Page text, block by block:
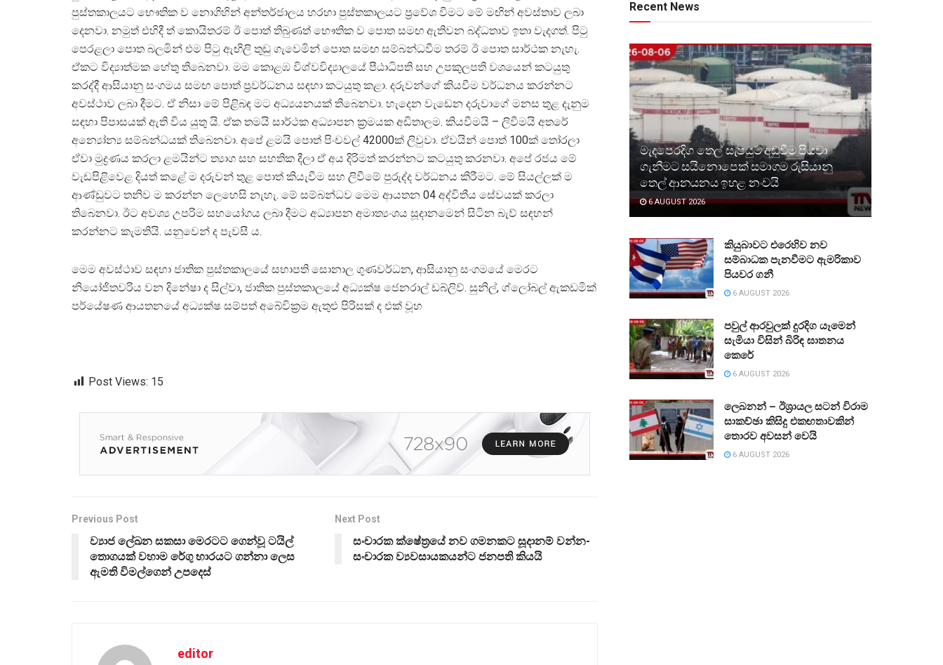
පුස්තකාලයට භෞතික ව නොගිහින් අන්තර්ජාලය හරහා පුස්තකාලයට ප්‍රවේශ වීමට මේ මඟින් අවස්තාව ලබා
දෙනවා. නමුත් එහිදී ත් කොයිතරම් ඊ පොත් තිබුණත් භෞතික ව පොත සමඟ ඇතිවන බද්ධතාව ඉතා වැදගත්. පිටු
පෙරළලා පොත බලමින් එම පිටු ඇඟිලි තුඩු ගැවෙමින් පොත සමඟ සම්බන්ධවීම තරම් ඊ පොත සාර්ථක නැහැ.
ඒකට විද්‍යාත්මක හේතු තිබෙනවා. මම කොළඹ විශ්වවිද්‍යාලයේ පීඨාධිපති සහ ‍උපකුලපති වශයෙන් කටයුතු
කරද්දී ආසියානු සංගමය සමඟ පොත් ප්‍රවර්ධනය සඳහා කටයුතු කළා. දරුවන්ගේ කියවීම වර්ධනය කරන්නට
අවස්ථාව ලබා දීමට. ඒ නිසා මේ පිළිබඳ මට අධ්‍යයනයක් තිබෙනවා. හැදෙන වැඩෙන දරුවාගේ මනස තුළ දැනුම
සඳහා පිපාසයක් ඇති විය යුතු යි. ඒක තමයි සාර්ථක අධ්‍යාපන ක්‍රමයක අඩිතාලම. කියවීමයි – ලිවීමයි අතරේ
‍අන්‍යෝන්‍ය සම්බන්ධයක් තිබෙනවා. අපේ ළමයි පොත් පිංචවල් 42000ක් ලිවුවා. ඒවයින් පොත් 100ක් තෝරලා
ඒවා මුද්‍රණය කරලා ළමයින්ට ත්‍යාග සහ සහතික දීලා ඒ අය දිරිමත් කරන්නට කටයුතු කරනවා. අපේ රජය මේ
වැඩපිළිවෙළ දියත් කළේ ම දරුවන් තුළ පොත් කියැවීම සහ ලිවීමේ පුරුද්ද වර්ධනය කිරීමට. මේ සියල්ලක් ම
ආණ්ඩුවට තනිව ම කරන්න ලෙහෙසි නැහැ. මේ සම්බන්ධව මෙම ආයතන 04 අද්විතීය සේවයක් කරලා
තිබෙනවා. ඊට අවශ්‍ය උපරිම සහයෝගය ලබා දීමට අධ්‍යාපන අමාත්‍යංශය සූදානමෙන් සිටින බැව් සඳහන්
කරන්නට කැමතියි. යනුවෙන් ද පැවසී ය.
මෙම අවස්ථාව සඳහා ජාතික පුස්තකාලයේ සභාපති සොනාල ගුණවර්ධන, ආසියානු සංගමයේ මෙරට
නි‍යෝජිතවරිය වන දිනේෂා ද සිල්වා, ජාතික පුස්තකාලයේ අධ්‍යක්ෂ ජෙනරාල් ඩබ්ලිව්. සුනිල්, ග්ලෝබල් ඇකඩමික්
පර්යේෂණ ආයතනයේ අධ්‍යක්ෂ සම්පත් අබේවික්‍රම ඇතුළු පිරිසක් ද එක් වූහ
Post Views: 15
Previous Post
ව්‍යාජ ලේඛන සකසා මෙරටට ගෙන්වූ ටයිල්
තොගයක් වහාම රේගු භාරයට ගන්නා ලෙස
ඇමති විමල්ගෙන් උපදෙස්
Next Post
සංචාරක ක්ෂේත්‍රයේ නව ගමනකට සූදානම් වන්න-
සංචාරක ව්‍යවසායකයන්ට ජනපති කියයි
editor
Recent News
මැදපෙරදිග තෙල් සැපයුම අඩුවීම පියවා
ගැනීමට සයිනොපෙක් සමාගම රුසියානු
තෙල් ආනයනය ඉහළ නංවයි
6 AUGUST 2026
කියුබාවට එරෙහිව නව
සම්බාධක පැනවීමට ඇමරිකාව
පියවර ගනී
6 AUGUST 2026
පවුල් ආරවුලක් දුරදිග යෑමෙන්
සැමියා විසින් බිරිඳ ඝාතනය
කෙරේ
6 AUGUST 2026
ලෙබනන් – ඊශ්‍රායල සටන් විරාම
සාකච්ඡා කිසිදු එකඟතාවකින්
තොරව අවසන් වෙයි
6 AUGUST 2026